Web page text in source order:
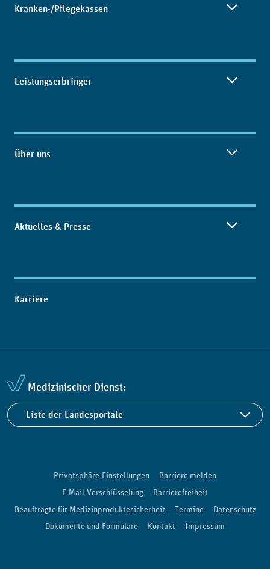
Kranken-/Pflegekassen
Leistungserbringer
Über uns
Aktuelles & Presse
Karriere
Medizinischer Dienst:
Liste der Landesportale
Privatsphäre-Einstellungen
Barriere melden
E-Mail-Verschlüsselung
Barrierefreiheit
Beauftragte für Medizinproduktesicherheit
Termine
Datenschutz
Dokumente und Formulare
Kontakt Impressum